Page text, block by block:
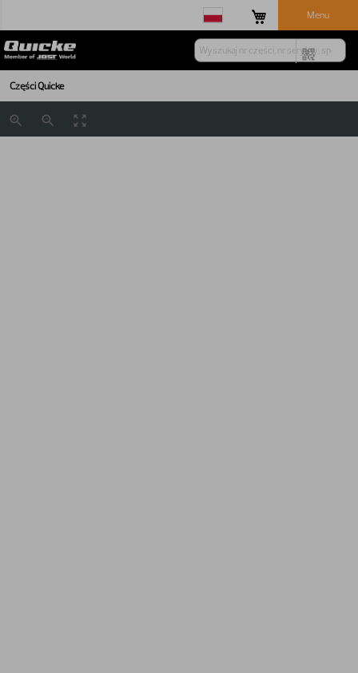
Menu
Części Quicke